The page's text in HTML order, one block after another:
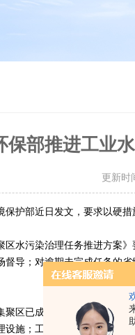
保部推进工业
更新时
护部近日发文，要求以硬
污染治理任务推进方案》
导；对逾期未完成任务的
已成为工业发展的重要载
施；工业集聚区应按规定